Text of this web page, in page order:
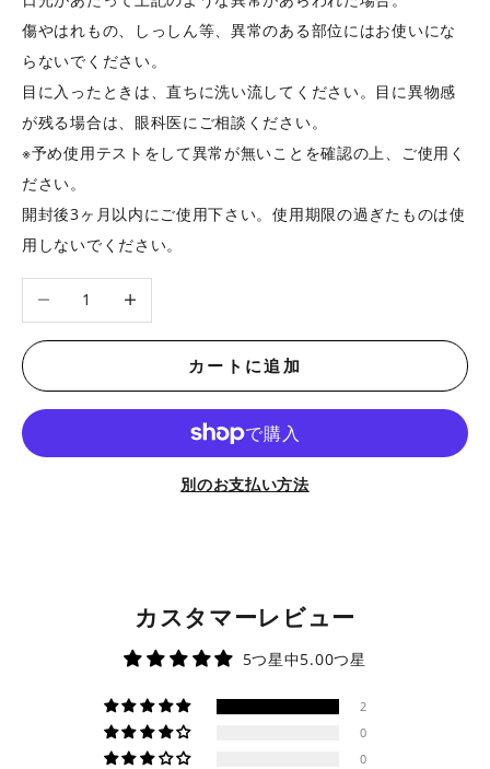
傷やはれもの、しっしん等、異常のある部位にはお使いにな
らないでください。
目に入ったときは、直ちに洗い流してください。目に異物感
が残る場合は、眼科医にご相談ください。
※予め使用テストをして異常が無いことを確認の上、ご使用く
ださい。
開封後3ヶ月以内にご使用下さい。使用期限の過ぎたものは使
用しないでください。
数量を減らす 数量を増やす
カートに追加
別のお支払い方法
カスタマーレビュー
5つ星中5.00つ星
2
0
0